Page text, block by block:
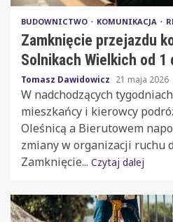
BUDOWNICTWO KOMUNIKACJA
Zamknięcie przejazdu
Solnikach Wielkich od 1
Tomasz Dawidowicz 21 maja 2026
W nadchodzących
mieszkańcy i kierowcy
Oleśnicą a Bierutowem
zmiany w organizacji ruchu
Zamknięcie... Czytaj dalej